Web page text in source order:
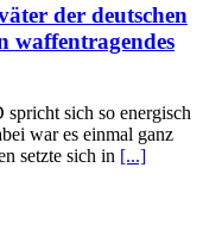
der deutschen
waffentragendes
spricht sich so energisch
war es einmal ganz
setzte sich in [...]